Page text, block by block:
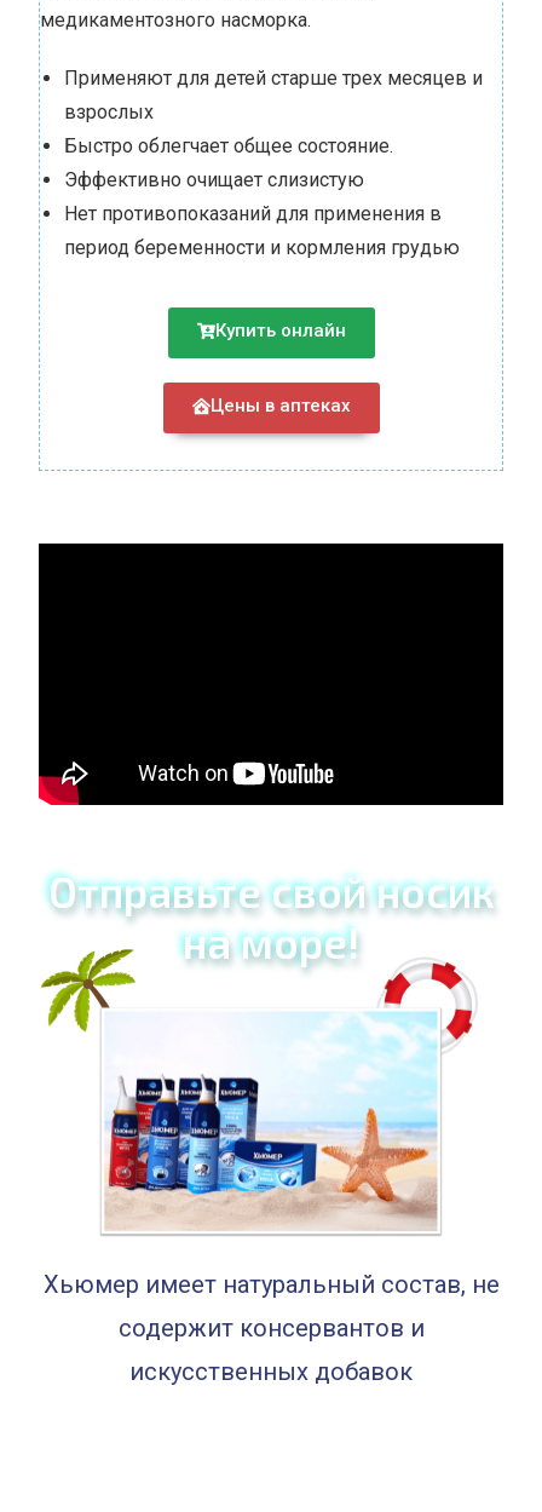
медикаментозного насморка.
Применяют для детей старше трех месяцев и
взрослых
Быстро облегчает общее состояние.
Эффективно очищает слизистую
Нет противопоказаний для применения в
период беременности и кормления грудью
Купить онлайн
Цены в аптеках
Отправьте свой носик
на море!
Хьюмер имеет натуральный состав, не
содержит консервантов и
искусственных добавок